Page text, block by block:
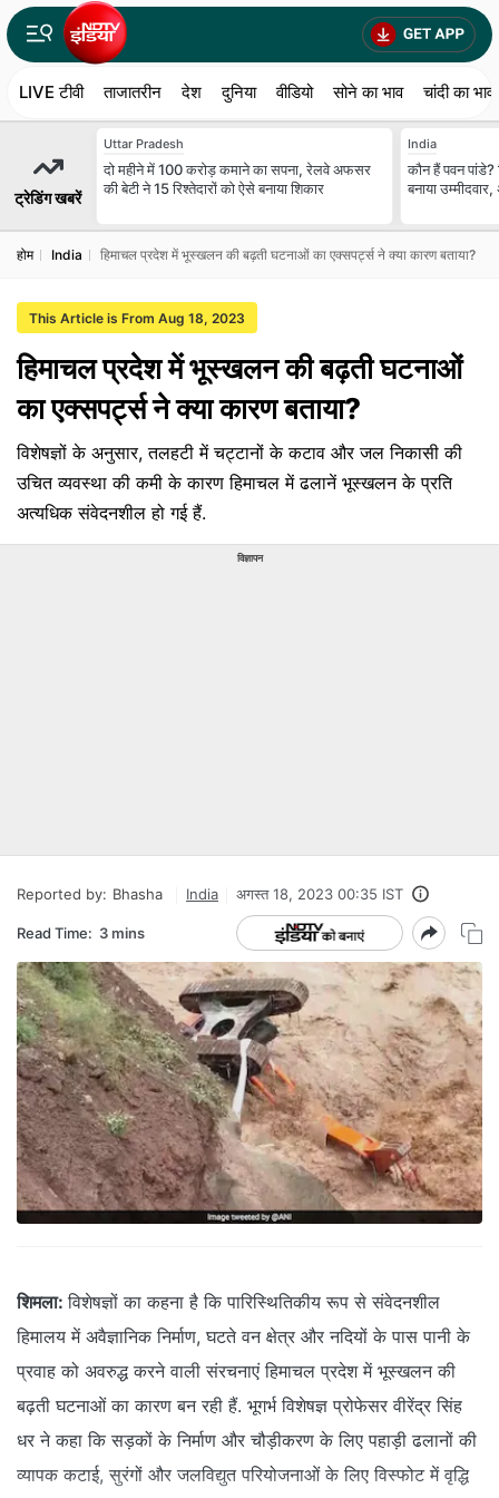
LIVE टीवी ताजातरीन देश दुनिया वीडियो सोने का भाव चांदी का भाव
ट्रेडिंग खबरें
Uttar Pradesh
दो महीने में 100 करोड़ कमाने का सपना, रेलवे अफसर
की बेटी ने 15 रिश्तेदारों को ऐसे बनाया शिकार
India
कौन हैं पवन
बनाया
होम India हिमाचल प्रदेश में भूस्खलन की बढ़ती घटनाओं का एक्सपर्ट्स ने क्या कारण बताया?
This Article is From Aug 18, 2023
हिमाचल प्रदेश में भूस्खलन की बढ़ती घटनाओं
का एक्सपर्ट्स ने क्या कारण बताया?
विशेषज्ञों के अनुसार, तलहटी में चट्टानों के कटाव और जल निकासी की
उचित व्यवस्था की कमी के कारण हिमाचल में ढलानें भूस्खलन के प्रति
अत्यधिक संवेदनशील हो गई हैं.
विज्ञापन
Reported by: Bhasha India अगस्त 18, 2023 00:35 IST
Read Time: 3 mins
शिमला: विशेषज्ञों का कहना है कि पारिस्थितिकीय रूप से संवेदनशील
हिमालय में अवैज्ञानिक निर्माण, घटते वन क्षेत्र और नदियों के पास पानी के
प्रवाह को अवरुद्ध करने वाली संरचनाएं हिमाचल प्रदेश में भूस्खलन की
बढ़ती घटनाओं का कारण बन रही हैं. भूगर्भ विशेषज्ञ प्रोफेसर वीरेंद्र सिंह
धर ने कहा कि सड़कों के निर्माण और चौड़ीकरण के लिए पहाड़ी ढलानों की
व्यापक कटाई, सुरंगों और जलविद्युत परियोजनाओं के लिए विस्फोट में वृद्धि